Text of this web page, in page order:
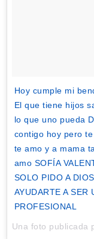
Hoy cumple mi
El que tiene hijos
lo que uno pueda
contigo hoy pero
te amo y a mama
amo SOFÍA
SOLO PIDO A
AYUDARTE A SER
PROFESIONAL